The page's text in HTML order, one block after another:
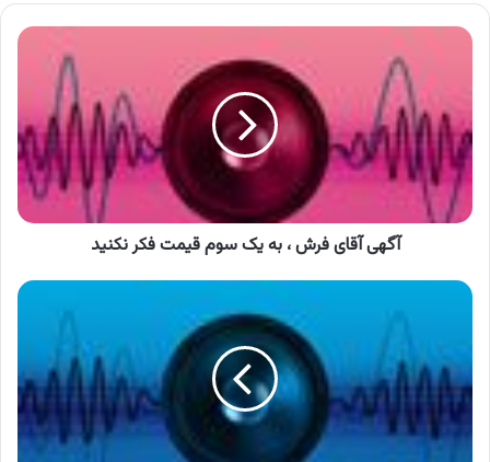
آگهی
به
یک
سوم
قیمت
فکر
آگهی آقای فرش ، به یک سوم قیمت فکر نکنید
آگهی
امیر
،
رنگ
موی